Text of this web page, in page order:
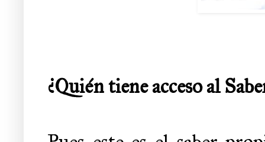
¿Quién tiene acceso al